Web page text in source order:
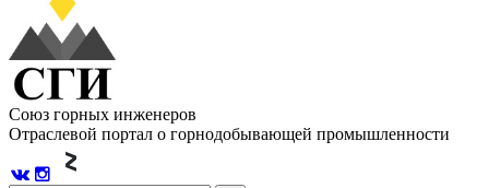
Союз горных инженеров
Отраслевой портал о горнодобывающей промышленности